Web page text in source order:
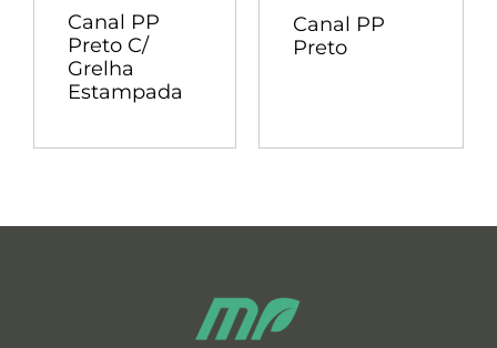
Canal PP
Preto C/
Grelha
Estampada
Canal PP
Preto